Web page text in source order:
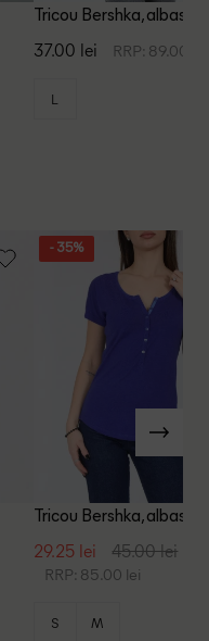
Tricou Bershka, albastru
37.00 lei RRP: 89.00 lei
L
- 35%
Tricou Bershka, albastru
29.25 lei 45.00 lei
RRP: 85.00 lei
S M